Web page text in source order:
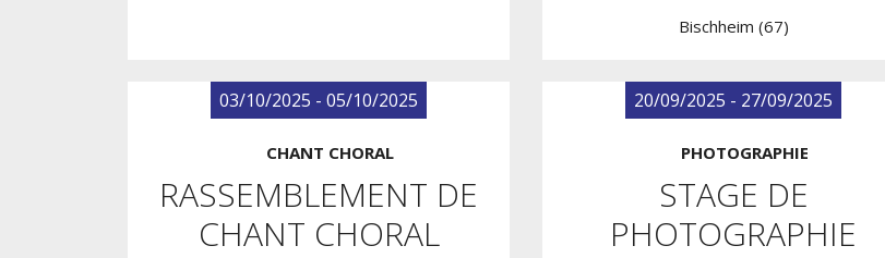
Bischheim (67)
03/10/2025 - 05/10/2025
CHANT CHORAL
RASSEMBLEMENT DE
CHANT CHORAL
20/09/2025 - 27/09/2025
PHOTOGRAPHIE
STAGE DE
PHOTOGRAPHIE